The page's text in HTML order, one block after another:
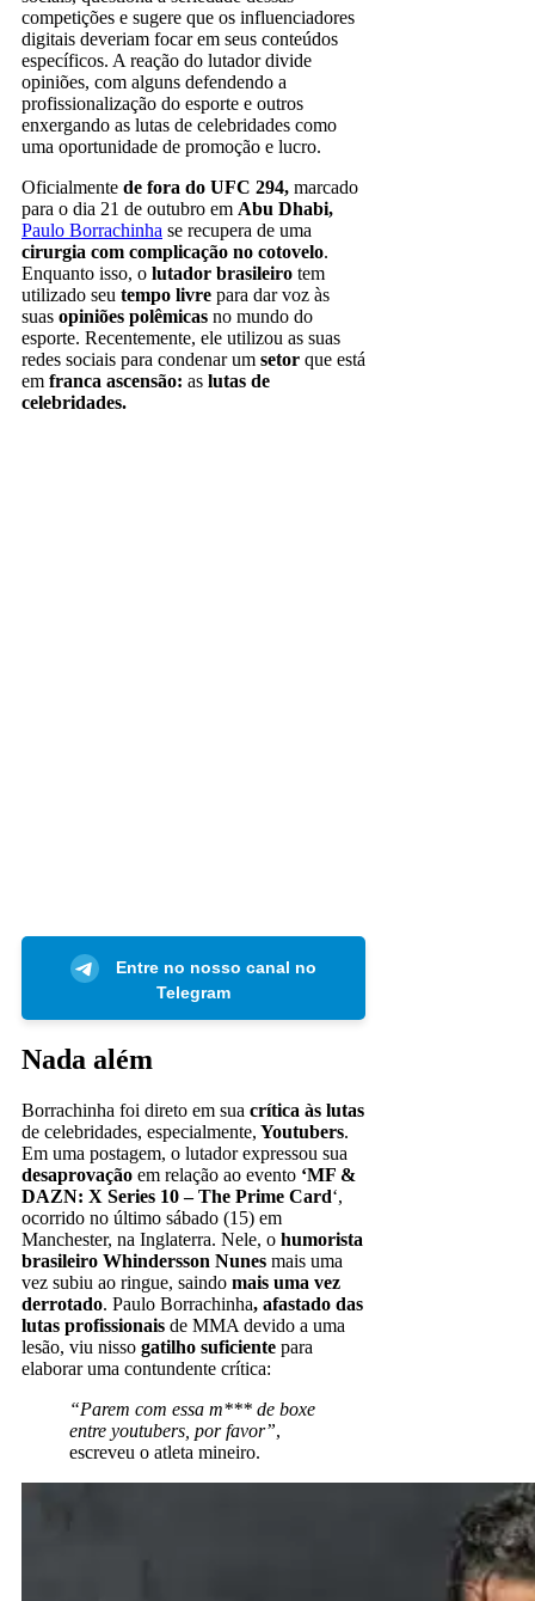
competições e sugere que os influenciadores
digitais deveriam focar em seus conteúdos
específicos. A reação do lutador divide
opiniões, com alguns defendendo a
profissionalização do esporte e outros
enxergando as lutas de celebridades como
uma oportunidade de promoção e lucro.
Oficialmente de fora do UFC 294, marcado
para o dia 21 de outubro em Abu Dhabi,
Paulo Borrachinha se recupera de uma
cirurgia com complicação no cotovelo.
Enquanto isso, o lutador brasileiro tem
utilizado seu tempo livre para dar voz às
suas opiniões polêmicas no mundo do
esporte. Recentemente, ele utilizou as suas
redes sociais para condenar um setor que está
em franca ascensão: as lutas de
celebridades.
Entre no nosso canal no
Telegram
Nada além
Borrachinha foi direto em sua crítica às lutas
de celebridades, especialmente, Youtubers.
Em uma postagem, o lutador expressou sua
desaprovação em relação ao evento ‘MF &
DAZN: X Series 10 – The Prime Card‘,
ocorrido no último sábado (15) em
Manchester, na Inglaterra. Nele, o humorista
brasileiro Whindersson Nunes mais uma
vez subiu ao ringue, saindo mais uma vez
derrotado. Paulo Borrachinha, afastado das
lutas profissionais de MMA devido a uma
lesão, viu nisso gatilho suficiente para
elaborar uma contundente crítica:
“Parem com essa m*** de boxe
entre youtubers, por favor”,
escreveu o atleta mineiro.